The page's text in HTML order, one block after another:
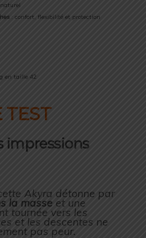
: confort, flexibilité et protection
en taille 42
TEST
impressions
Akyra détonne par
la masse et une
tournée vers les
et les descentes ne
pas peur.